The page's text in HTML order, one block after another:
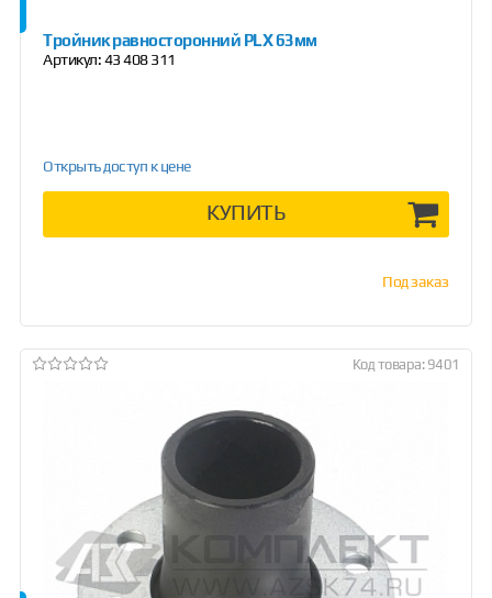
Тройник равносторонний PLX 63мм
Артикул:43 408 311
Открыть доступ к цене
КУПИТЬ
Под заказ
Код товара: 9401